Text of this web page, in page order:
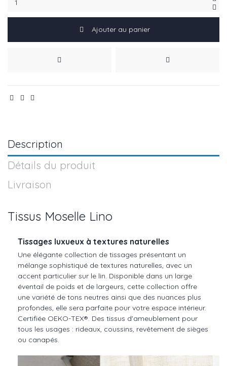
Ajouter au panier
Description
Détails du produit
Livraison
Tissus Moselle Lino
Tissages luxueux à textures naturelles
Une élégante collection de tissages présentant un
mélange sophistiqué de textures naturelles, avec un
accent particulier sur le lin. Disponible dans un large
éventail de poids et de largeurs, cette collection offre
une variété de tons neutres ainsi que des nuances plus
profondes, elle sera parfaite pour votre espace intérieur.
Certifiée OEKO-TEX®. Des tissus d'ameublement pour
tous les usages : rideaux, coussins, revêtement de sièges
ou canapés.